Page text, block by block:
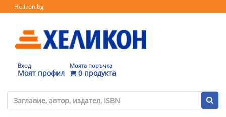
Helikon.bg
Вход
Моят профил
Моята поръчка
0 продукта